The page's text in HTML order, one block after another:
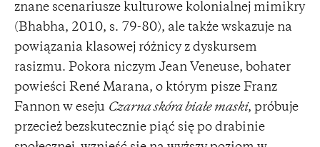
znane scenariusze kulturowe kolonialnej mimikry
(Bhabha, 2010, s. 79-80), ale także wskazuje na
powiązania klasowej różnicy z dyskursem
rasizmu. Pokora niczym Jean Veneuse, bohater
powieści René Marana, o którym pisze Franz
Fannon w eseju Czarna skóra białe maski, próbuje
przecież bezskutecznie piąć się po drabinie